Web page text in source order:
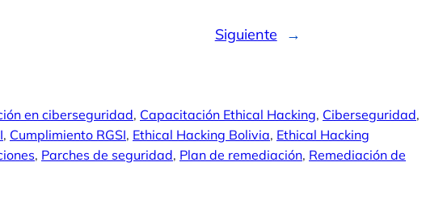
Siguiente →
en ciberseguridad, Capacitación Ethical Hacking, Ciberseguridad
, Cumplimiento RGSI, Ethical Hacking Bolivia, Ethical Hacking
, Parches de seguridad, Plan de remediación, Remediación de